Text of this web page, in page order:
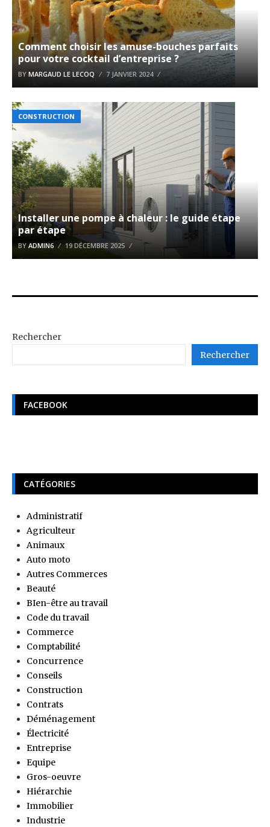
Comment choisir les amuse-bouches parfaits
pour votre cocktail d’entreprise ?
BY MARGAUD LE LECOQ 7 JANVIER 2024
CONSTRUCTION
Installer une pompe à chaleur : le guide étape
par étape
BYADMIN6 19 DÉCEMBRE 2025
Rechercher
Rechercher
FACEBOOK
CATÉGORIES
Administratif
Agriculteur
Animaux
Auto moto
Autres Commerces
Beauté
BIen-être au travail
Code du travail
Commerce
Comptabilité
Concurrence
Conseils
Construction
Contrats
Déménagement
Électricité
Entreprise
Equipe
Gros-oeuvre
Hiérarchie
Immobilier
Industrie